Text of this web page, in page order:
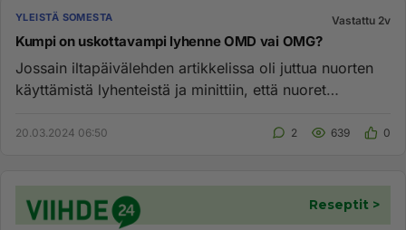
YLEISTÄ SOMESTA Vastattu 2v
Kumpi on uskottavampi lyhenne OMD vai OMG?
Jossain iltapäivälehden artikkelissa oli juttua nuorten
käyttämistä lyhenteistä ja minittiin, että nuoret
20.03.2024 06:50 2 639 0